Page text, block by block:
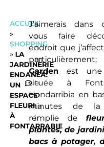
ACCUEIL
»
SHOPPING
» LA
JARDINERIE
ENDANEA:
UN
ESPACE
FLEURI
À
FONTARRABIE
4
c
o
m
m
e
n
ta
ir
e
s
J’aimerais dans
vous faire
endroit que
Gardenest une
située à
Hondarribia en
minutes de la
remplie de
plantes, de
bacs à potager,